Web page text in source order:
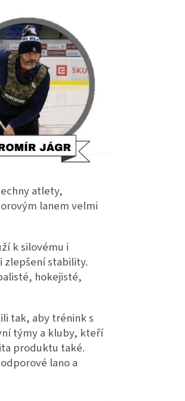
atlety,
lanem velmi
k silovému i
stability.
hokejisté,
tak, aby trénink s
týmy a kluby, kteří
produktu také.
lano a